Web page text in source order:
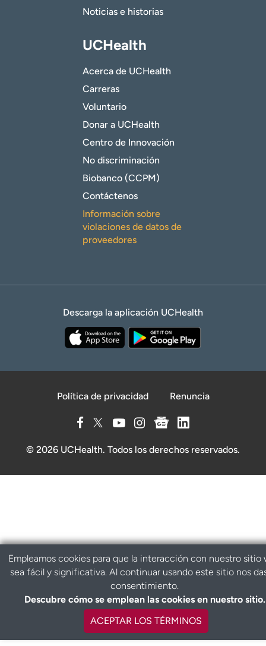
Noticias e historias
UCHealth
Acerca de UCHealth
Carreras
Voluntario
Donar a UCHealth
Centro de Innovación
No discriminación
Biobanco (CCPM)
Contáctenos
Información sobre
violaciones de datos de
proveedores
Descarga la aplicación UCHealth
Política de privacidad Renuncia
© 2026 UCHealth. Todos los derechos reservados.
Empleamos cookies para que la interacción con nuestro sitio
sea fácil y significativa. Al continuar usando este sitio nos
consentimiento.
Descubre cómo se emplean las cookies en nuestro sitio.
ACEPTAR LOS TÉRMINOS